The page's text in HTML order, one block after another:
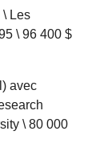
\ Les
\ 96 400 $
avec
\ 80 000